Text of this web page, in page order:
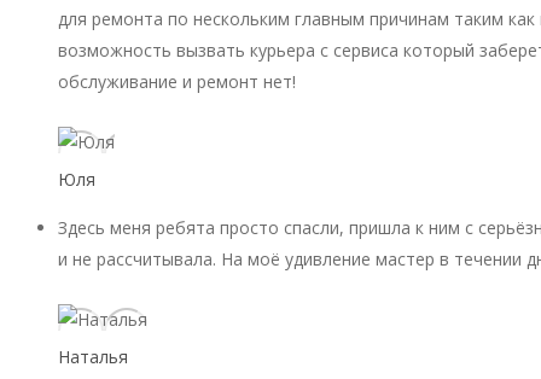
для ремонта по нескольким главным причинам таким
возможность вызвать курьера с сервиса который
обслуживание и ремонт нет!
Юля
Здесь меня ребята просто спасли, пришла к ним с
и не рассчитывала. На моё удивление мастер в течении
Наталья